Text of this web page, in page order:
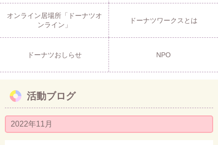
オンライン居場所「ドーナツオ
ンライン」
ドーナツワークスとは
ドーナツおしらせ NPO
活動ブログ
2022年11月